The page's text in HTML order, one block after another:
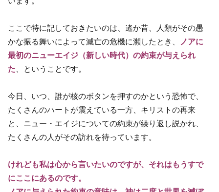
ここで特に記しておきたいのは、遙か昔、人類がその愚
かな振る舞いによって滅亡の危機に瀕したとき、
ノアに
最初のニューエイジ（新しい時代）の約束が与えられ
た 、ということです。
今日、いつ、誰が核のボタンを押すのかという恐怖で、
たくさんのハートが震えている一方、キリストの再来
と、ニュー・エイジについての約束が繰り返し説かれ、
たくさんの人がその訪れを待っています。
けれども私は心から言いたいのですが、それはもうすで
にここにあるのです。